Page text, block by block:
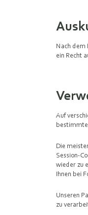
Nach dem
ein Recht
Auf
Die
Session-
wieder zu
Ihnen bei
Unseren
zu